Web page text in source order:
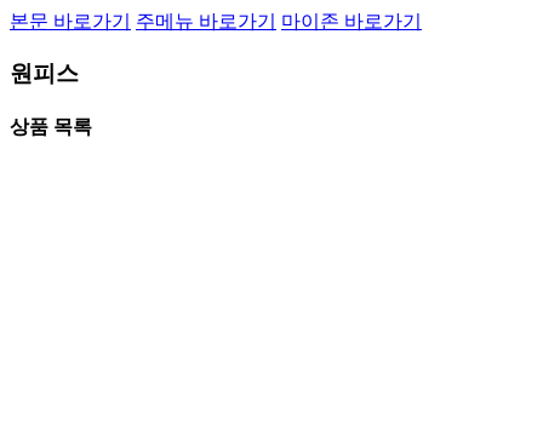
본문 바로가기 주메뉴 바로가기 마이존 바로가기
원피스
상품 목록